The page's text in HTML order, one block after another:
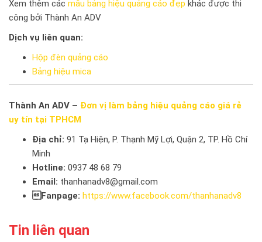
Xem thêm các mẫu bảng hiệu quảng cáo đẹp khác được thi
công bởi Thành An ADV
Dịch vụ liên quan:
Hộp đèn quảng cáo
Bảng hiệu mica
Thành An ADV – Đơn vị làm bảng hiệu quảng cáo giá rẻ
uy tín tại TPHCM
Địa chỉ: 91 Tạ Hiện, P. Thạnh Mỹ Lợi, Quận 2, TP. Hồ Chí
Minh
Hotline: 0937 48 68 79
Email: thanhanadv8@gmail.com
Fanpage: https://www.facebook.com/thanhanadv8
Tin liên quan